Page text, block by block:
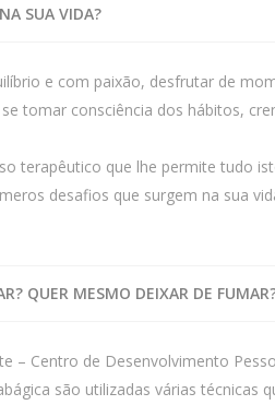
SUA VIDA?
e com paixão, desfrutar de
tomar consciência dos hábitos,
terapêutico que lhe permite tudo
desafios que surgem na sua
QUER MESMO DEIXAR DE
– Centro de Desenvolvimento
são utilizadas várias técnicas